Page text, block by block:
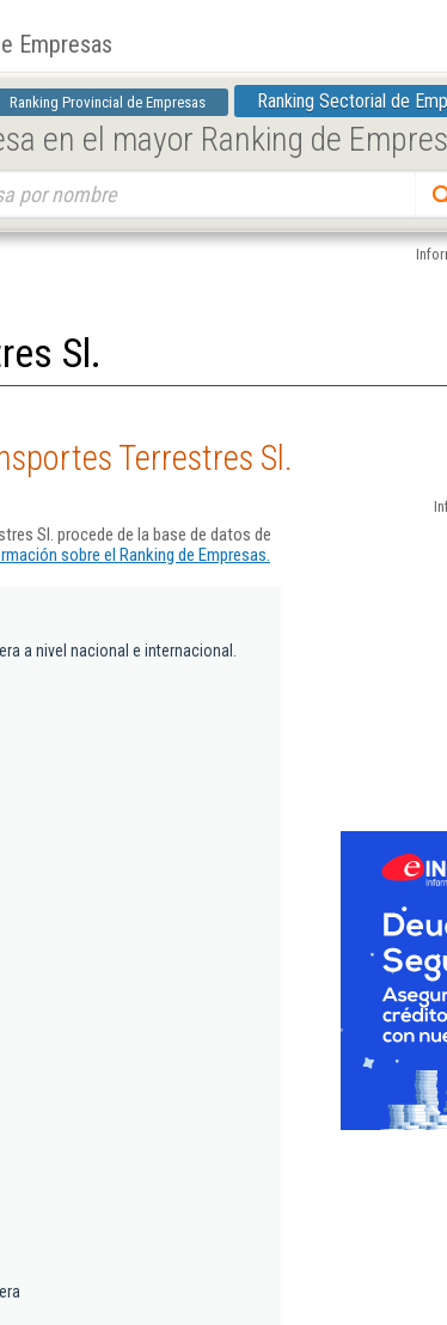
Empresas
Ranking Provincial de Empresas Ranking Sectorial de
en el mayor Ranking de
Sl.
Terrestres Sl.
Sl. procede de la base de datos de
sobre el Ranking de Empresas.
a nivel nacional e internacional.